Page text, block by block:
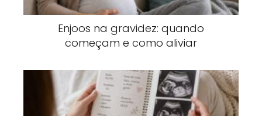
Enjoos na gravidez: quando
começam e como aliviar